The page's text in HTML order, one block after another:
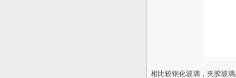
相比较钢化玻璃，夹胶玻